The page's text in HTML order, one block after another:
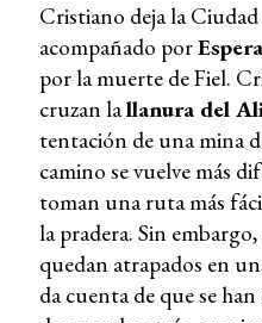
Cristiano deja la
acompañado por
por la muerte de Fiel.
cruzan lallanura del
tentación de una mina
camino se vuelve más
toman una ruta más
la pradera. Sin
quedan atrapados en
da cuenta de que se